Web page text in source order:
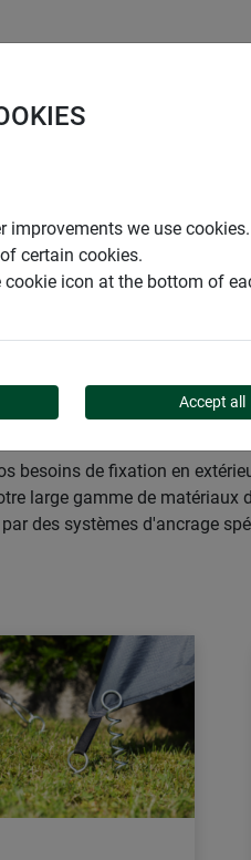
besoins de fixation en
large gamme de matériaux
des systèmes d'ancrage
improvements we use cookies.
certain cookies.
icon at the bottom of
Accept all